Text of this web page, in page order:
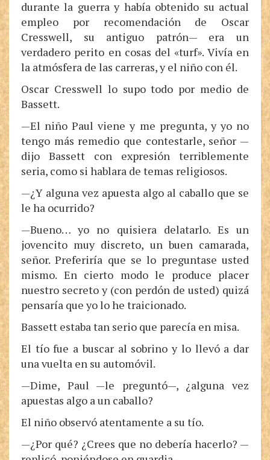
durante la guerra y había obtenido su actual
empleo por recomendación de Oscar
Cresswell, su antiguo patrón— era un
verdadero perito en cosas del «turf». Vivía en
la atmósfera de las carreras, y el niño con él.
Oscar Cresswell lo supo todo por medio de
Bassett.
—El niño Paul viene y me pregunta, y yo no
tengo más remedio que contestarle, señor —
dijo Bassett con expresión terriblemente
seria, como si hablara de temas religiosos.
—¿Y alguna vez apuesta algo al caballo que se
le ha ocurrido?
—Bueno… yo no quisiera delatarlo. Es un
jovencito muy discreto, un buen camarada,
señor. Preferiría que se lo preguntase usted
mismo. En cierto modo le produce placer
nuestro secreto y (con perdón de usted) quizá
pensaría que yo lo he traicionado.
Bassett estaba tan serio que parecía en misa.
El tío fue a buscar al sobrino y lo llevó a dar
una vuelta en su automóvil.
—Dime, Paul —le preguntó—, ¿alguna vez
apuestas algo a un caballo?
El niño observó atentamente a su tío.
—¿Por qué? ¿Crees que no debería hacerlo? —